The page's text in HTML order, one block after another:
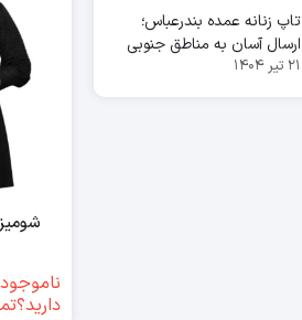
تاپ زنانه عمده بندرعباس؛
ارسال آسان به مناطق جنوبی
۲۱ تیر ۱۴۰۴